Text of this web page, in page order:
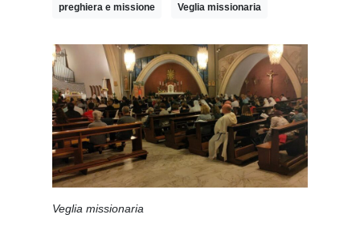
preghiera e missione Veglia missionaria
Veglia missionaria